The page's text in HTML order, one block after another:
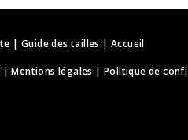
|Guide des tailles |Accueil
|Mentions légales |Politique de